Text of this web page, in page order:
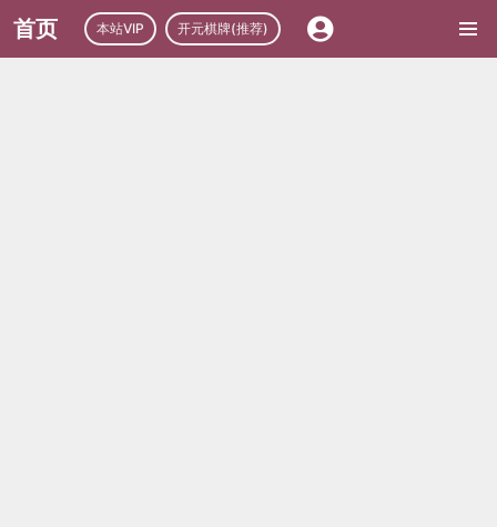
首页 本站VIP 开元棋牌(推荐)